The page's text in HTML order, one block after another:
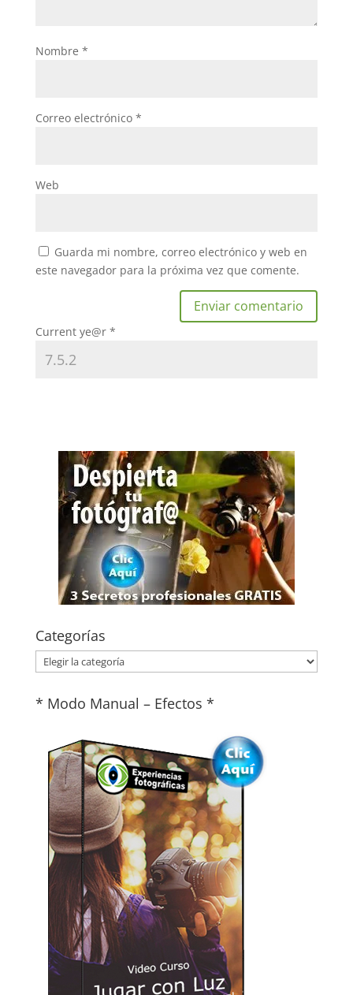
Nombre *
Correo electrónico *
Web
Guarda mi nombre, correo electrónico y web en
este navegador para la próxima vez que comente.
Current ye@r *
Categorías
Categorías
* Modo Manual – Efectos *